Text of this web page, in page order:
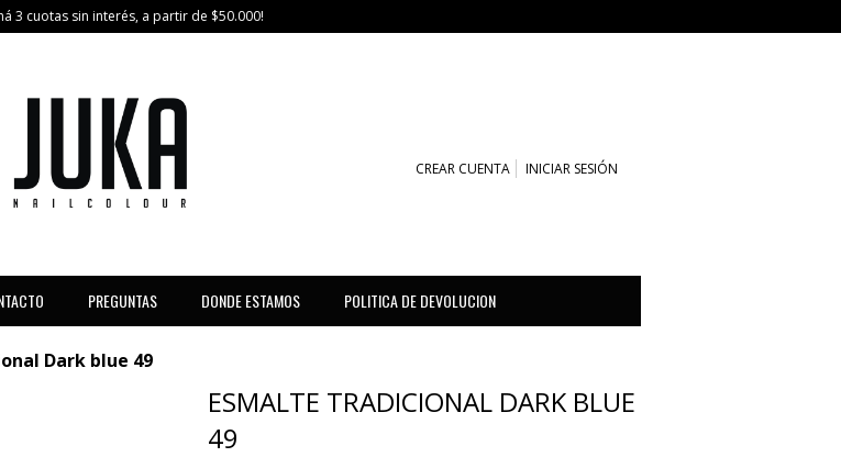
3 cuotas sin interés, a partir de $50.000!
CREAR CUENTA INICIAR SESIÓN
PREGUNTAS DONDE ESTAMOS POLITICA DE DEVOLUCION
Dark blue 49
ESMALTE TRADICIONAL DARK BLUE
49